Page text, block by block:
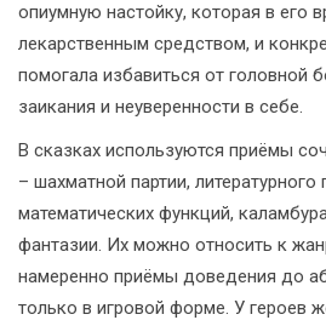
опиумную настойку, которая в его
лекарственным средством, и
помогала избавиться от головной
заикания и неуверенности в себе.
В сказках используются приёмы
– шахматной партии, литературного
математических функций,
фантазии. Их можно относить к
намеренно приёмы доведения до
только в игровой форме. У героев